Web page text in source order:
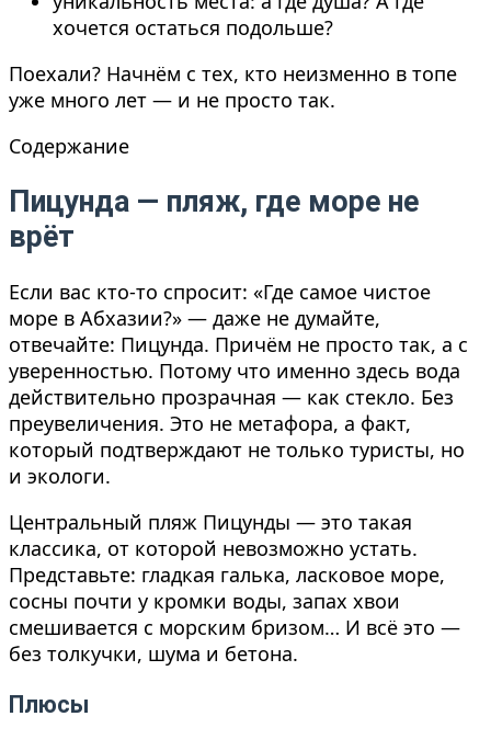
хочется остаться подольше?
Поехали? Начнём с тех, кто неизменно в топе
уже много лет — и не просто так.
Содержание
Пицунда — пляж, где море не
врёт
Если вас кто-то спросит: «Где самое чистое
море в Абхазии?» — даже не думайте,
отвечайте: Пицунда. Причём не просто так, а с
уверенностью. Потому что именно здесь вода
действительно прозрачная — как стекло. Без
преувеличения. Это не метафора, а факт,
который подтверждают не только туристы, но
и экологи.
Центральный пляж Пицунды — это такая
классика, от которой невозможно устать.
Представьте: гладкая галька, ласковое море,
сосны почти у кромки воды, запах хвои
смешивается с морским бризом… И всё это —
без толкучки, шума и бетона.
Плюсы